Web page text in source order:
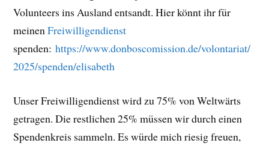
Volunteers ins Ausland entsandt. Hier könnt ihr für
meinenFreiwilligendienst
spenden:https://www.donboscomission.de/volontariat/
2025/spenden/elisabeth
Unser Freiwilligendienst wird zu 75% von Weltwärts
getragen. Die restlichen 25% müssen wir durch einen
Spendenkreis sammeln. Es würde mich riesig freuen,